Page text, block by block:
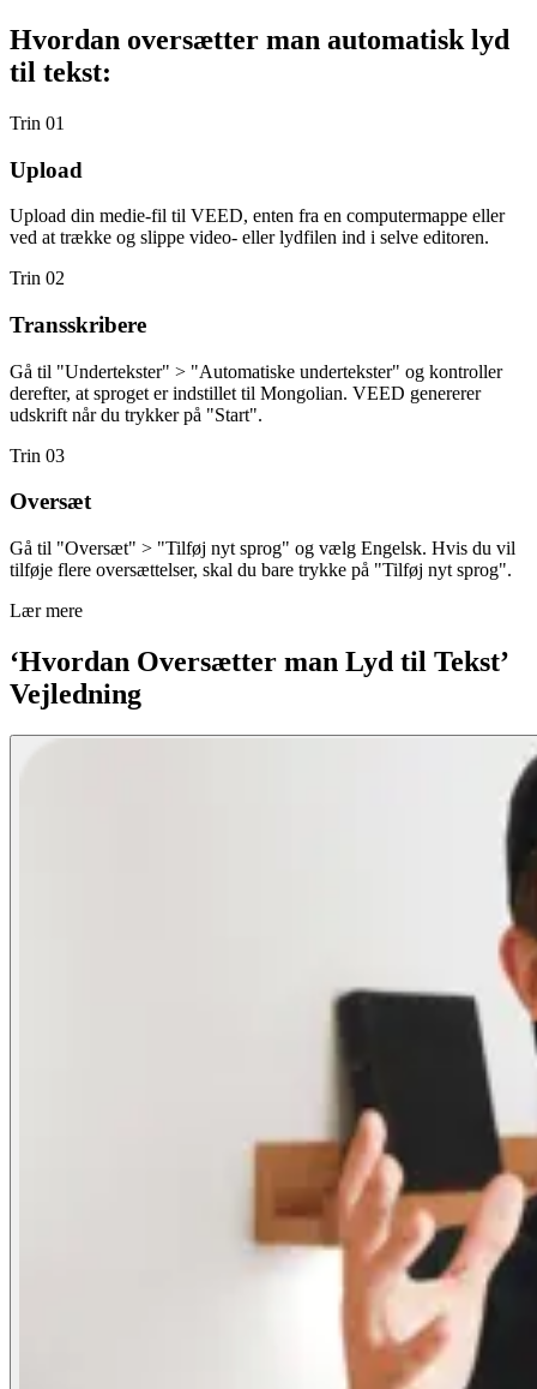
Hvordan oversætter man automatisk lyd
til tekst:
Trin 01
Upload
Upload din medie-fil til VEED, enten fra en computermappe eller
ved at trække og slippe video- eller lydfilen ind i selve editoren.
Trin 02
Transskribere
Gå til "Undertekster" > "Automatiske undertekster" og kontroller
derefter, at sproget er indstillet til Mongolian. VEED genererer
udskrift når du trykker på "Start".
Trin 03
Oversæt
Gå til "Oversæt" > "Tilføj nyt sprog" og vælg Engelsk. Hvis du vil
tilføje flere oversættelser, skal du bare trykke på "Tilføj nyt sprog".
Lær mere
‘Hvordan Oversætter man Lyd til Tekst’
Vejledning